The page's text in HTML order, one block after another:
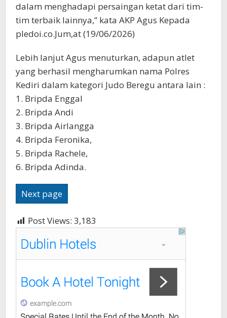
dalam menghadapi persaingan ketat dari tim-
tim terbaik lainnya,” kata AKP Agus Kepada
pledoi.co.Jum,at (19/06/2026)
Lebih lanjut Agus menuturkan, adapun atlet
yang berhasil mengharumkan nama Polres
Kediri dalam kategori Judo Beregu antara lain :
1. Bripda Enggal
2. Bripda Andi
3. Bripda Airlangga
4. Bripda Feronika,
5. Bripda Rachele,
6. Bripda Adinda.
Next page
Post Views: 3,183